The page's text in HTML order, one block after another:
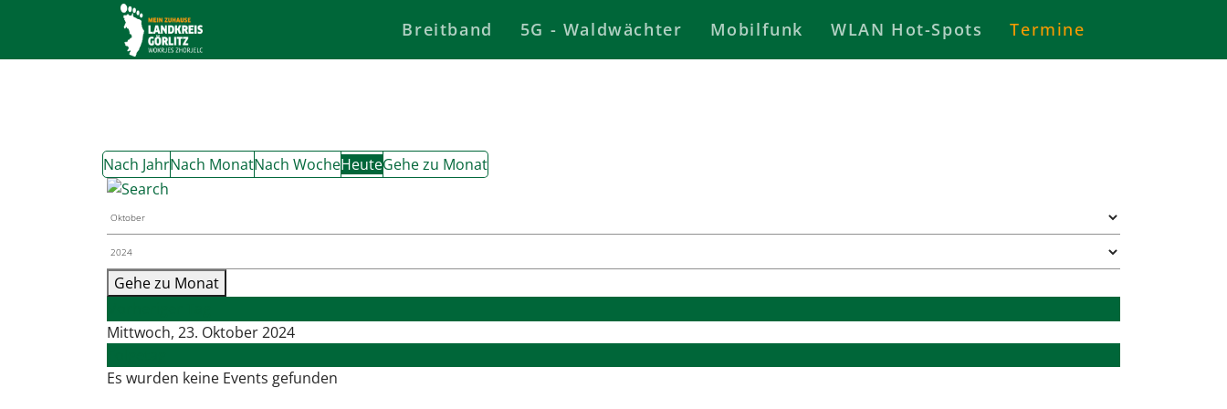
Breitband 5G - Waldwächter Mobilfunk WLAN Hot-Spots Termine
Nach JahrNach MonatNach WocheHeuteGehe zu Monat
Gehe zu Monat
Mittwoch, 23. Oktober 2024
Es wurden keine Events gefunden